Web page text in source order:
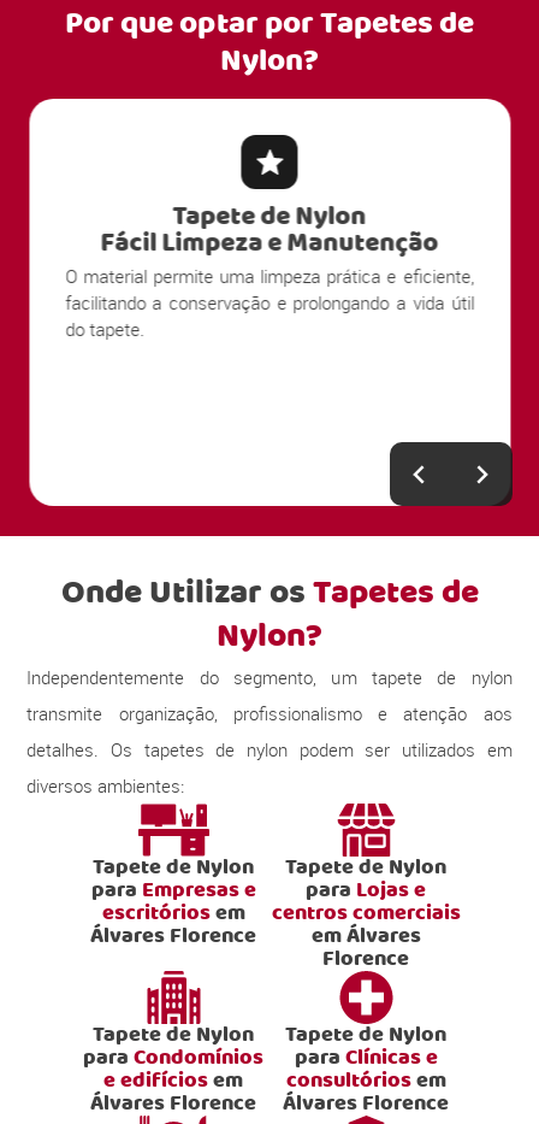
Por que optar porTapetes de
Nylon?
Tapete de Nylon
Fácil Limpeza e Manutenção
O material permite uma limpeza prática e eficiente,
facilitando a conservação e prolongando a vida útil
do tapete.
Onde Utilizar osTapetes de
Nylon?
Independentemente do segmento, um tapete de nylon
transmite organização, profissionalismo e atenção aos
detalhes. Os tapetes de nylon podem ser utilizados em
diversos ambientes:
Tapete de Nylon
para Empresas e
escritóriosem
Álvares Florence
Tapete de Nylon
para Lojas e
centros comerciais
em Álvares
Florence
Tapete de Nylon
paraCondomínios
e edifíciosem
Álvares Florence
Tapete de Nylon
paraClínicas e
consultóriosem
Álvares Florence